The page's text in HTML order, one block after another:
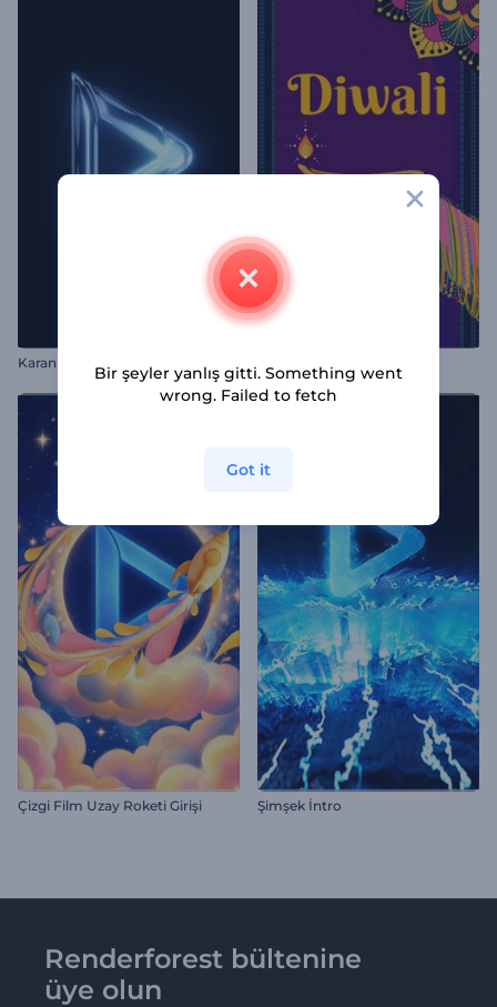
Karanlıkta Parlayan Logo Gösterimi Divali Tebrik Animasyonları
Çizgi Film Uzay Roketi Girişi Şimşek İntro
Renderforest bültenine
üye olun
Bir şeyler yanlış gitti. Something went
wrong. Failed to fetch
Got it